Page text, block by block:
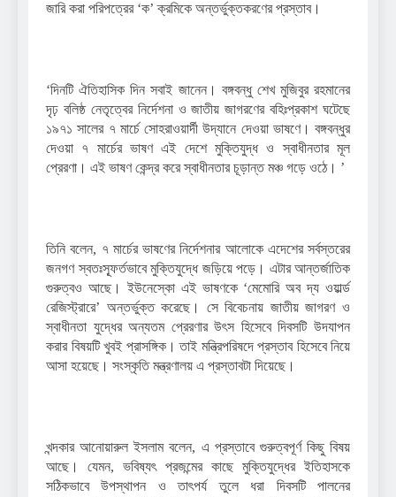
জারি করা পরিপত্রের ‘ক’ ক্রমিকে অন্তর্ভুক্তকরণের প্রস্তাব।
‘দিনটি ঐতিহাসিক দিন সবাই জানেন। বঙ্গবন্ধু শেখ মুজিবুর রহমানের
দৃঢ় বলিষ্ঠ নেতৃত্বের নির্দেশনা ও জাতীয় জাগরণের বহিঃপ্রকাশ ঘটেছে
১৯৭১ সালের ৭ মার্চে সোহরাওয়ার্দী উদ্যানে দেওয়া ভাষণে। বঙ্গবন্ধুর
দেওয়া ৭ মার্চের ভাষণ এই দেশে মুক্তিযুদ্ধ ও স্বাধীনতার মূল
প্রেরণা। এই ভাষণ কেন্দ্র করে স্বাধীনতার চূড়ান্ত মঞ্চ গড়ে ওঠে। ’
তিনি বলেন, ৭ মার্চের ভাষণের নির্দেশনার আলোকে এদেশের সর্বস্তরের
জনগণ স্বতঃস্ফূর্তভাবে মুক্তিযুদ্ধে জড়িয়ে পড়ে। এটার আন্তর্জাতিক
গুরুত্বও আছে। ইউনেস্কো এই ভাষণকে ‘মেমোরি অব দ্য ওয়ার্ল্ড
রেজিস্ট্রারে’ অন্তর্ভুক্ত করেছে। সে বিবেচনায় জাতীয় জাগরণ ও
স্বাধীনতা যুদ্ধের অন্যতম প্রেরণার উৎস হিসেবে দিবসটি উদযাপন
করার বিষয়টি খুবই প্রাসঙ্গিক। তাই মন্ত্রিপরিষদে প্রস্তাব হিসেবে নিয়ে
আসা হয়েছে। সংস্কৃতি মন্ত্রণালয় এ প্রস্তাবটা দিয়েছে।
খন্দকার আনোয়ারুল ইসলাম বলেন, এ প্রস্তাবে গুরুত্বপূর্ণ কিছু বিষয়
আছে। যেমন, ভবিষ্যৎ প্রজন্মের কাছে মুক্তিযুদ্ধের ইতিহাসকে
সঠিকভাবে উপস্থাপন ও তাৎপর্য তুলে ধরা দিবসটি পালনের